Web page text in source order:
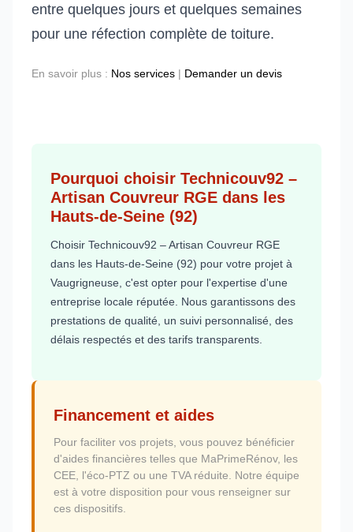
entre quelques jours et quelques semaines
pour une réfection complète de toiture.
En savoir plus : Nos services | Demander un devis
Pourquoi choisir Technicouv92 –
Artisan Couvreur RGE dans les
Hauts-de-Seine (92)
Choisir Technicouv92 – Artisan Couvreur RGE
dans les Hauts-de-Seine (92) pour votre projet à
Vaugrigneuse, c'est opter pour l'expertise d'une
entreprise locale réputée. Nous garantissons des
prestations de qualité, un suivi personnalisé, des
délais respectés et des tarifs transparents.
Financement et aides
Pour faciliter vos projets, vous pouvez bénéficier
d'aides financières telles que MaPrimeRénov, les
CEE, l'éco-PTZ ou une TVA réduite. Notre équipe
est à votre disposition pour vous renseigner sur
ces dispositifs.